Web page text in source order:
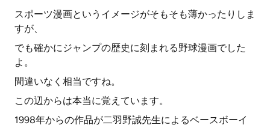
スポーツ漫画というイメージがそもそも薄かったりしま
すが、
でも確かにジャンプの歴史に刻まれる野球漫画でした
よ。
間違いなく相当ですね。
この辺からは本当に覚えています。
1998年からの作品が二羽野誠先生によるベースボーイ